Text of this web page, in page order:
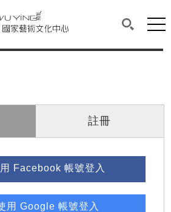
文化中心
內容區。
塊列有本網站主要連結。
術文化中心
搜尋(開
網
頁主要內容區。
註冊
Facebook 帳號登入
用 Google 帳號登入